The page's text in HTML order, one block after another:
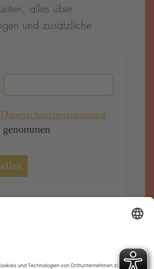
alles über
und zusätzliche